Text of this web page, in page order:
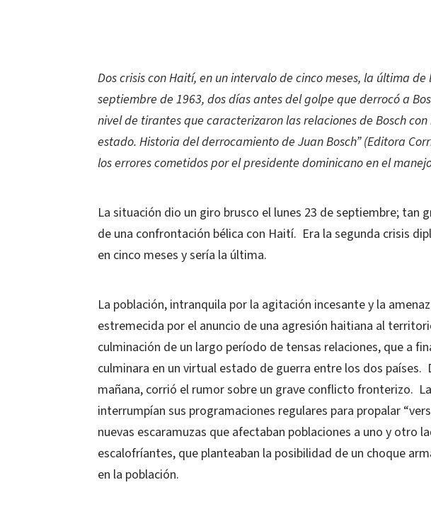
Dos crisis con Haití, en un intervalo de cinco meses, la última
septiembre de 1963, dos días antes del golpe que derrocó a
nivel de tirantes que caracterizaron las relaciones de Bosch
estado. Historia del derrocamiento de Juan Bosch” (Editora
los errores cometidos por el presidente dominicano en el
La situación dio un giro brusco el lunes 23 de septiembre; tan
de una confrontación bélica con Haití. Era la segunda crisis
en cinco meses y sería la última.
La población, intranquila por la agitación incesante y la
estremecida por el anuncio de una agresión haitiana al
culminación de un largo período de tensas relaciones, que a
culminara en un virtual estado de guerra entre los dos países.
mañana, corrió el rumor sobre un grave conflicto fronterizo.
interrumpían sus programaciones regulares para propalar
nuevas escaramuzas que afectaban poblaciones a uno y otro
escalofríantes, que planteaban la posibilidad de un choque
en la población.